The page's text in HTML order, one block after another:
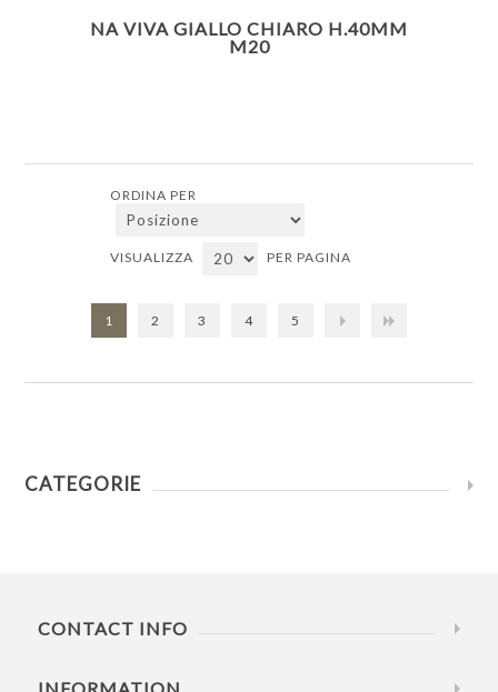
NA VIVA GIALLO CHIARO H.40MM
M20
ORDINA PER
VISUALIZZA PER PAGINA
1 2 3 4 5
CATEGORIE
CONTACT INFO